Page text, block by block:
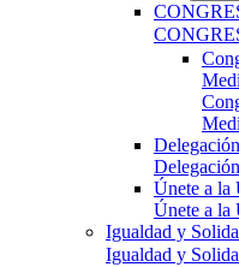
Únete a la
Únete a la
Igualdad y
Igualdad y